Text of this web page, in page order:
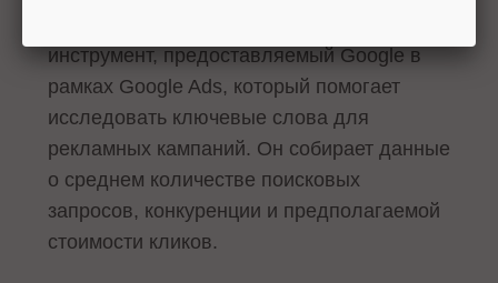
инструмент, предоставляемый Google в
рамках Google Ads, который помогает
исследовать ключевые слова для
рекламных кампаний. Он собирает данные
о среднем количестве поисковых
запросов, конкуренции и предполагаемой
стоимости кликов.